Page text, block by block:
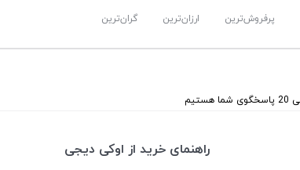
پرفروش‌ترین ارزان‌ترین گران‌ترین
راهنمای خرید از اوکی دیجی